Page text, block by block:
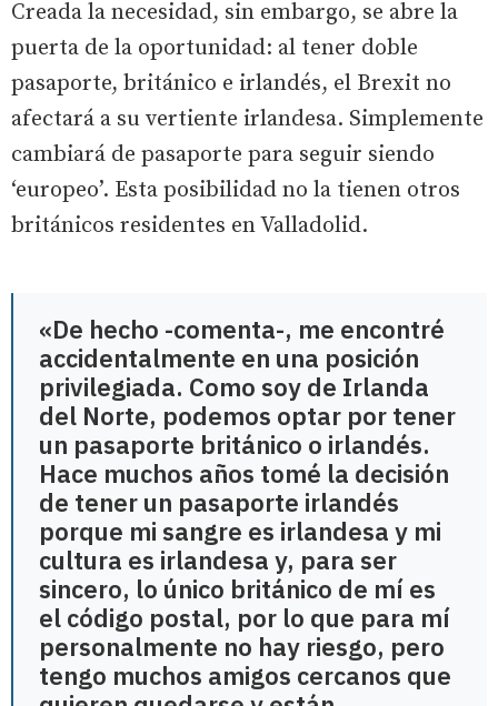
Creada la necesidad, sin embargo, se abre la
puerta de la oportunidad: al tener doble
pasaporte, británico e irlandés, el Brexit no
afectará a su vertiente irlandesa. Simplemente
cambiará de pasaporte para seguir siendo
‘europeo’. Esta posibilidad no la tienen otros
británicos residentes en Valladolid.
«De hecho -comenta-, me encontré
accidentalmente en una posición
privilegiada. Como soy de Irlanda
del Norte, podemos optar por tener
un pasaporte británico o irlandés.
Hace muchos años tomé la decisión
de tener un pasaporte irlandés
porque mi sangre es irlandesa y mi
cultura es irlandesa y, para ser
sincero, lo único británico de mí es
el código postal, por lo que para mí
personalmente no hay riesgo, pero
tengo muchos amigos cercanos que